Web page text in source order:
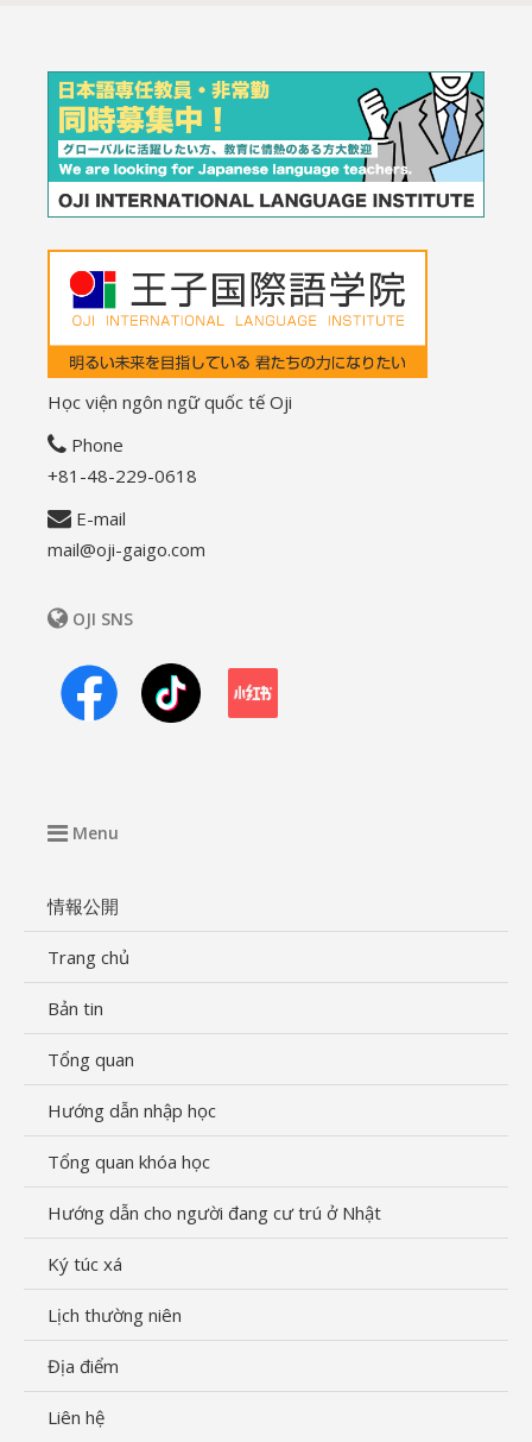
Học viện ngôn ngữ quốc tế Oji
Phone
+81-48-229-0618
E-mail
mail@oji-gaigo.com
OJI SNS
Menu
情報公開
Trang chủ
Bản tin
Tổng quan
Hướng dẫn nhập học
Tổng quan khóa học
Hướng dẫn cho người đang cư trú ở Nhật
Ký túc xá
Lịch thường niên
Địa điểm
Liên hệ